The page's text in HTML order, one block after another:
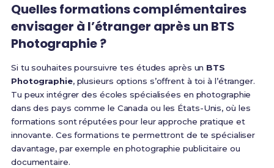
Quelles formations complémentaires
envisager à l’étranger après un BTS
Photographie ?
Si tu souhaites poursuivre tes études après un BTS
Photographie, plusieurs options s’offrent à toi à l’étranger.
Tu peux intégrer des écoles spécialisées en photographie
dans des pays comme le Canada ou les États-Unis, où les
formations sont réputées pour leur approche pratique et
innovante. Ces formations te permettront de te spécialiser
davantage, par exemple en photographie publicitaire ou
documentaire.